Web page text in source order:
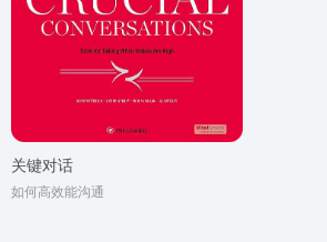
关键对话
如何高效能沟通